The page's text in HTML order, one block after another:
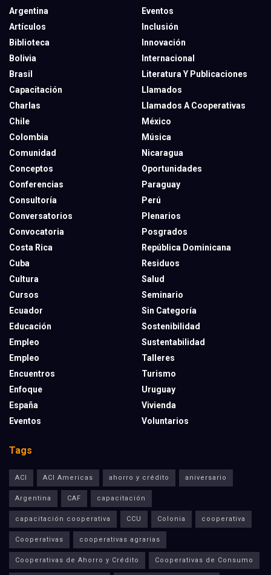
Argentina
Artículos
Biblioteca
Bolivia
Brasil
Capacitación
Charlas
Chile
Colombia
Comunidad
Conceptos
Conferencias
Consultoría
Conversatorios
Convocatoria
Costa Rica
Cuba
Cultura
Cursos
Ecuador
Educación
Empleo
Empleo
Encuentros
Enfoque
España
Eventos
Eventos
Inclusión
Innovación
Internacional
Literatura Y Publicaciones
Llamados
Llamados A Cooperativas
México
Música
Nicaragua
Oportunidades
Paraguay
Perú
Plenarios
Posgrados
República Dominicana
Residuos
Salud
Seminario
Sin Categoría
Sostenibilidad
Sustentabilidad
Talleres
Turismo
Uruguay
Vivienda
Voluntarios
Tags
ACI ACI Americas ahorro y crédito aniversario
Argentina CAF capacitación
capacitación cooperativa CCU Colonia cooperativa
Cooperativas cooperativas agrarias
Cooperativas de Ahorro y Crédito Cooperativas de Consumo